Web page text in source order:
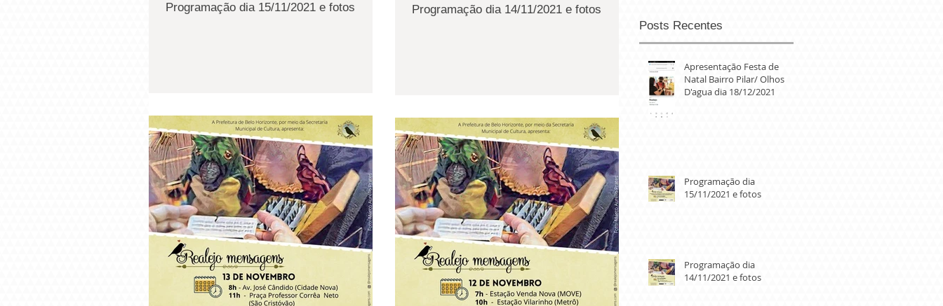
Programação dia 15/11/2021 e fotos Programação dia 14/11/2021 e fotos
Posts Recentes
Apresentação Festa de
Natal Bairro Pilar/ Olhos
D'agua dia 18/12/2021
Programação dia
15/11/2021 e fotos
Programação dia
14/11/2021 e fotos